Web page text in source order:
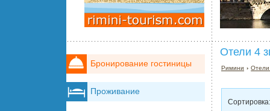
Отели 4
Римини ›
Сортировка:
Бронирование гостиницы
Проживание